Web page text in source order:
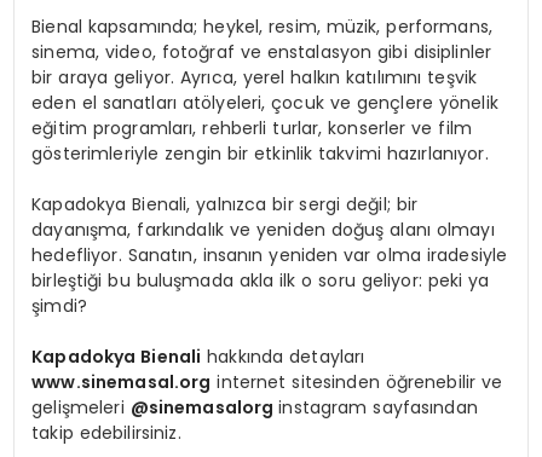
Bienal kapsamında; heykel, resim, müzik, performans,
sinema, video, fotoğraf ve enstalasyon gibi disiplinler
bir araya geliyor. Ayrıca, yerel halkın katılımını teşvik
eden el sanatları atölyeleri, çocuk ve gençlere yönelik
eğitim programları, rehberli turlar, konserler ve film
gösterimleriyle zengin bir etkinlik takvimi hazırlanıyor.
Kapadokya Bienali, yalnızca bir sergi değil; bir
dayanışma, farkındalık ve yeniden doğuş alanı olmayı
hedefliyor. Sanatın, insanın yeniden var olma iradesiyle
birleştiği bu buluşmada akla ilk o soru geliyor: peki ya
şimdi?
Kapadokya Bienali hakkında detayları
www.sinemasal.org internet sitesinden öğrenebilir ve
gelişmeleri @sinemasalorginstagram sayfasından
takip edebilirsiniz.